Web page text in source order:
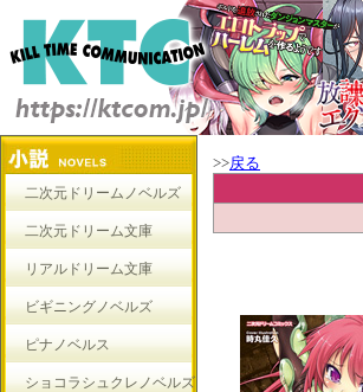
二次元ドリームノベルズ
二次元ドリーム文庫
リアルドリーム文庫
ビギニングノベルズ
ピナノベルス
ショコラシュクレノベルズ
>>戻る